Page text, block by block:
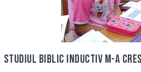
Studiul biblic inductiv m-a